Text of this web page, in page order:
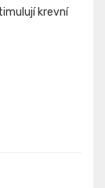
krevní